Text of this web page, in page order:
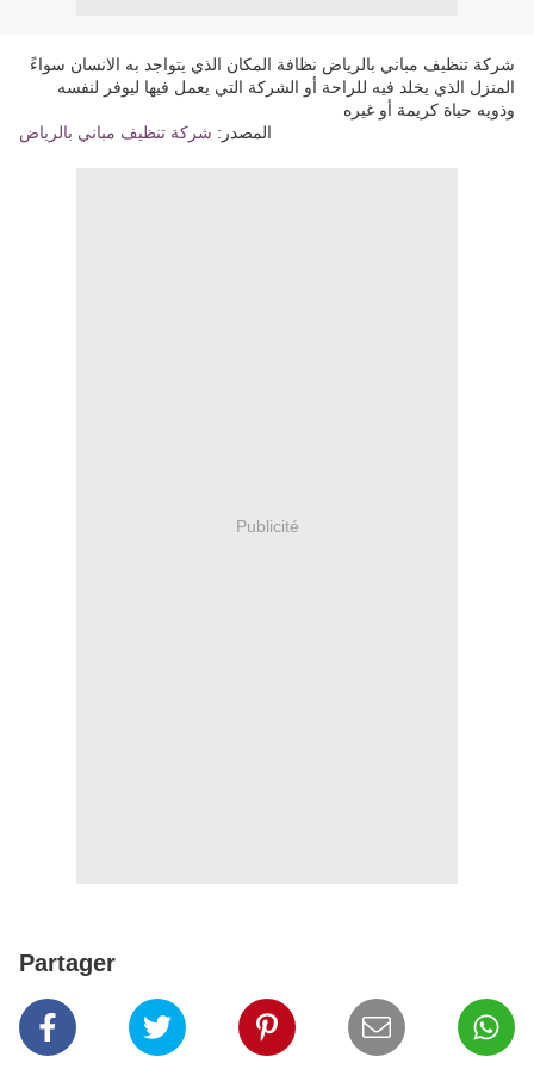
شركة تنظيف مباني بالرياض نظافة المكان الذي يتواجد به الانسان سواءً
المنزل الذي يخلد فيه للراحة أو الشركة التي يعمل فيها ليوفر لنفسه
وذويه حياة كريمة أو غيره
المصدر: شركة تنظيف مباني بالرياض
Publicité
Partager